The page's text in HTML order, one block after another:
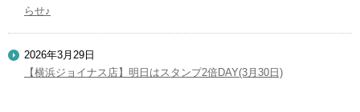
らせ♪
2026年3月29日
【横浜ジョイナス店】明日はスタンプ2倍DAY(3月30日)